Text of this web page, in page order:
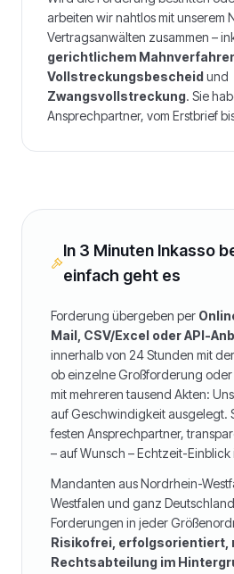
arbeiten wir nahtlos mit unserem
Vertragsanwälten zusammen –
gerichtlichem
Vollstreckungsbescheidund
Zwangsvollstreckung. Sie
Ansprechpartner, vom Erstbrief
In 3 Minuten Inkasso
einfach geht es
Forderung übergeben per
Mail, CSV/Excel oder API-
innerhalb von 24 Stunden mit
ob einzelne Großforderung
mit mehreren tausend Akten:
auf Geschwindigkeit ausgelegt.
festen Ansprechpartner,
– auf Wunsch – Echtzeit-
Mandanten ausNordrhein-
Westfalen und ganz
Forderungen in jeder
Risikofrei, erfolgsorientiert,
Rechtsabteilung im